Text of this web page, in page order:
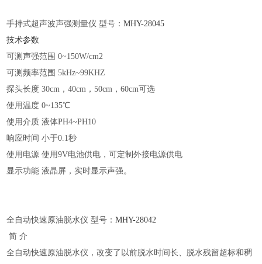
手持式超声波声强测量仪 型号：MHY-28045
技术参数
可测声强范围 0~150W/cm2
可测频率范围 5kHz~99KHZ
探头长度 30cm，40cm，50cm，60cm可选
使用温度 0~135℃
使用介质 液体PH4~PH10
响应时间 小于0.1秒
使用电源 使用9V电池供电，可定制外接电源供电
显示功能 液晶屏，实时显示声强。
全自动快速原油脱水仪 型号：MHY-28042
简 介
全自动快速原油脱水仪，改变了以前脱水时间长、脱水残留超标和稠